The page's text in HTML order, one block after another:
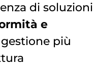
di soluzioni
e
più